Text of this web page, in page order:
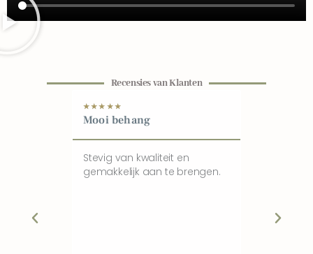
Recensies van Klanten
★ ★ ★ ★★
Mooi behang
Stevig van kwaliteit en
gemakkelijk aan te brengen.
look van